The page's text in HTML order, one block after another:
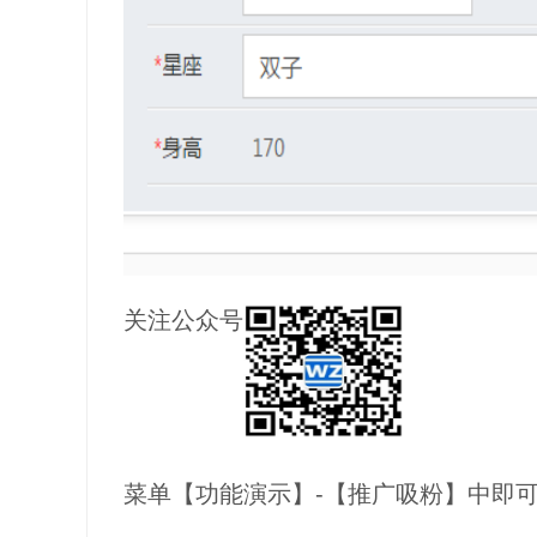
关注公众号
菜单【功能演示】-【推广吸粉】中即